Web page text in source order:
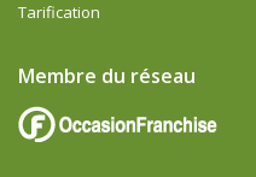
Tarification
Membre du réseau